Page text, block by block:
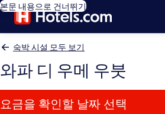
본문 내용으로 건너뛰기
숙박 시설 모두 보기
와파 디 우메 우붓
요금을 확인할 날짜 선택